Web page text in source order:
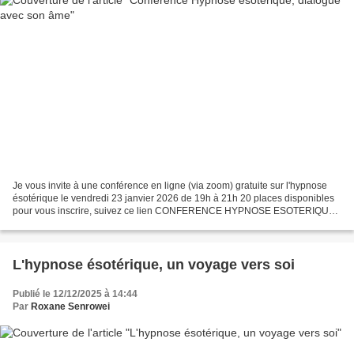
Je vous invite à une conférence en ligne (via zoom) gratuite sur l'hypnose
ésotérique le vendredi 23 janvier 2026 de 19h à 21h 20 places disponibles
pour vous inscrire, suivez ce lien CONFERENCE HYPNOSE ESOTERIQUE
L'hypnose ésotérique, un voyage vers soi
Publié le 12/12/2025 à 14:44
Par Roxane Senrowei